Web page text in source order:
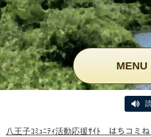
MENU
八王子ｺﾐｭﾆﾃｨ活動応援ｻｲﾄ はちコミね